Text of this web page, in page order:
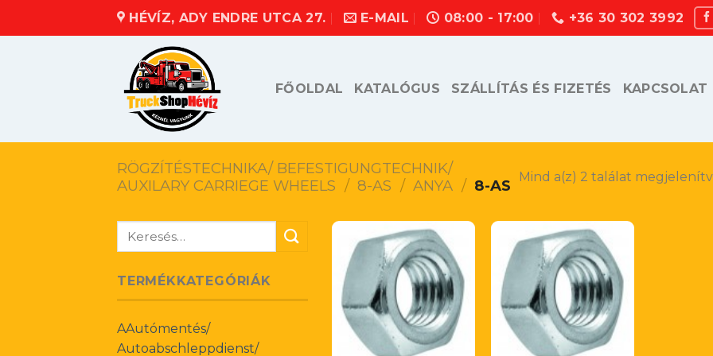
HÉVÍZ, ADY ENDRE UTCA 27. E-MAIL 08:00 - 17:00 +36 30 302 3992
FŐOLDAL KATALÓGUS SZÁLLÍTÁS ÉS FIZETÉS KAPCSOLAT
RÖGZÍTÉSTECHNIKA/ BEFESTIGUNGTECHNIK/
AUXILARY CARRIEGE WHEELS / 8-AS / ANYA / 8-AS
Mind a(z) 2 találat
Keresés
TERMÉKKATEGÓRIÁK
AAutómentés/
Autoabschleppdienst/